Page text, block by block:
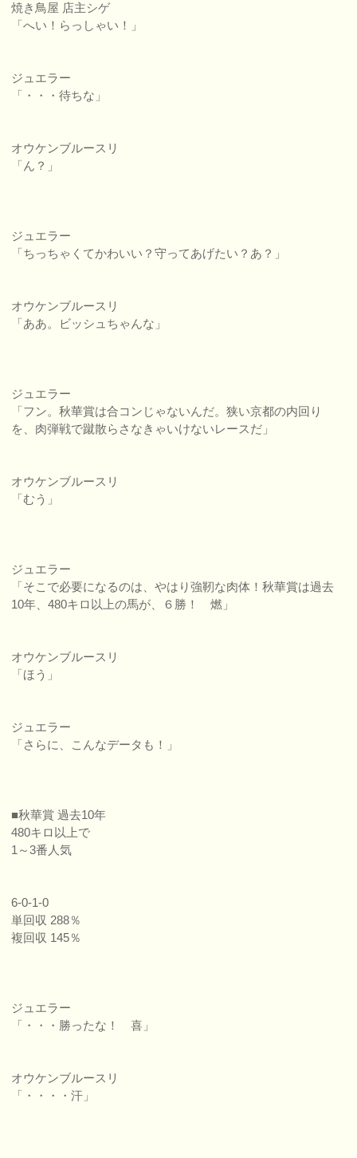
焼き鳥屋 店主シゲ
「へい！らっしゃい！」
ジュエラー
「・・・待ちな」
オウケンブルースリ
「ん？」
ジュエラー
「ちっちゃくてかわいい？守ってあげたい？あ？」
オウケンブルースリ
「ああ。ビッシュちゃんな」
ジュエラー
「フン。秋華賞は合コンじゃないんだ。狭い京都の内回り
を、肉弾戦で蹴散らさなきゃいけないレースだ」
オウケンブルースリ
「むう」
ジュエラー
「そこで必要になるのは、やはり強靭な肉体！秋華賞は過去
10年、480キロ以上の馬が、６勝！ 燃」
オウケンブルースリ
「ほう」
ジュエラー
「さらに、こんなデータも！」
■秋華賞 過去10年
480キロ以上で
1～3番人気
6-0-1-0
単回収 288％
複回収 145％
ジュエラー
「・・・勝ったな！ 喜」
オウケンブルースリ
「・・・・汗」